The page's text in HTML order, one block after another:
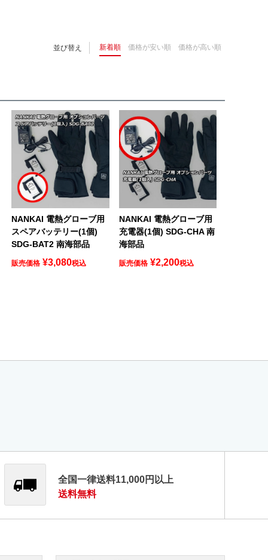
並び替え 新着順 価格が安い順 価格が高い順
NANKAI 電熱グローブ用
スペアバッテリー(1個)
SDG-BAT2 南海部品
販売価格 ¥3,080税込
NANKAI 電熱グローブ用
充電器(1個) SDG-CHA 南
海部品
販売価格 ¥2,200税込
全国一律送料11,000円以上
送料無料